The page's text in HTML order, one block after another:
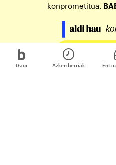
Gaur Azken berriak
konprometitua.
Egin zure